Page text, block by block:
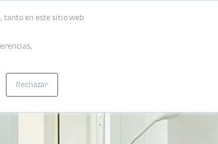
tanto en este sitio web
Rechazar
EBOOKS